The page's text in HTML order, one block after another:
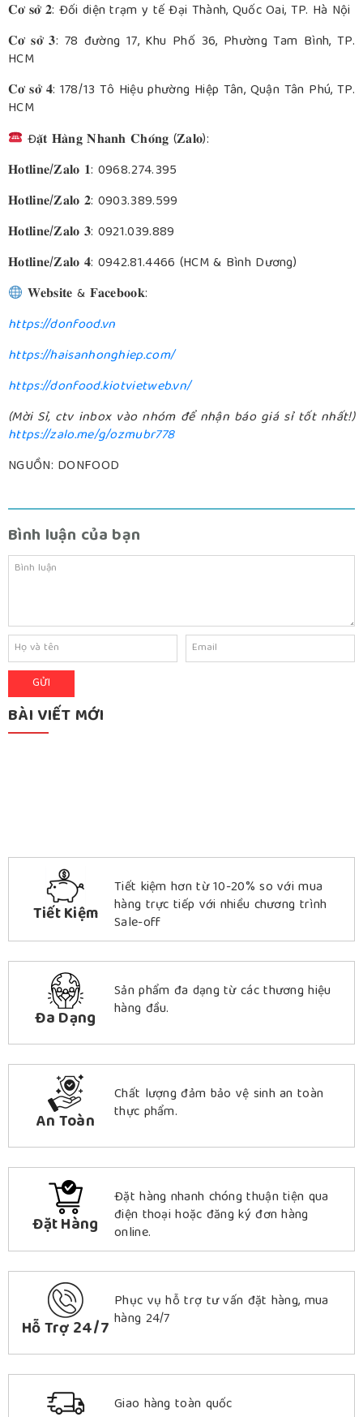
𝐂𝐨̛ 𝐬𝐨̛̉ 𝟐: Đối diện trạm y tế Đại Thành, Quốc Oai, TP. Hà Nội
𝐂𝐨̛ 𝐬𝐨̛̉ 𝟑: 78 đường 17, Khu Phố 36, Phường Tam Bình, TP.
HCM
𝐂𝐨̛ 𝐬𝐨̛̉ 𝟒: 178/13 Tô Hiệu phường Hiệp Tân, Quận Tân Phú, TP.
HCM
Đ𝐚̣̆𝐭 𝐇𝐚̀𝐧𝐠 𝐍𝐡𝐚𝐧𝐡 𝐂𝐡𝐨́𝐧𝐠 (𝐙𝐚𝐥𝐨):
𝐇𝐨𝐭𝐥𝐢𝐧𝐞/𝐙𝐚𝐥𝐨 𝟏: 0968.274.395
𝐇𝐨𝐭𝐥𝐢𝐧𝐞/𝐙𝐚𝐥𝐨 𝟐: 0903.389.599
𝐇𝐨𝐭𝐥𝐢𝐧𝐞/𝐙𝐚𝐥𝐨 𝟑: 0921.039.889
𝐇𝐨𝐭𝐥𝐢𝐧𝐞/𝐙𝐚𝐥𝐨 𝟒: 0942.81.4466 (HCM & Bình Dương)
𝐖𝐞𝐛𝐬𝐢𝐭𝐞 & 𝐅𝐚𝐜𝐞𝐛𝐨𝐨𝐤:
https://donfood.vn
https://haisanhonghiep.com/
https://donfood.kiotvietweb.vn/
(Mời Sỉ, ctv inbox vào nhóm để nhận báo giá sỉ tốt nhất!)
https://zalo.me/g/ozmubr778
NGUỒN: DONFOOD
Bình luận của bạn
BÀI VIẾT MỚI
Tiết Kiệm
Tiết kiệm hơn từ 10-20% so với mua
hàng trực tiếp với nhiều chương trình
Sale-off
Đa Dạng
Sản phẩm đa dạng từ các thương hiệu
hàng đầu.
An Toàn
Chất lượng đảm bảo vệ sinh an toàn
thực phẩm.
Đặt Hàng
Đặt hàng nhanh chóng thuận tiện qua
điện thoại hoặc đăng ký đơn hàng
online.
Hỗ Trợ 24/7
Phục vụ hỗ trợ tư vấn đặt hàng, mua
hàng 24/7
Giao hàng toàn quốc